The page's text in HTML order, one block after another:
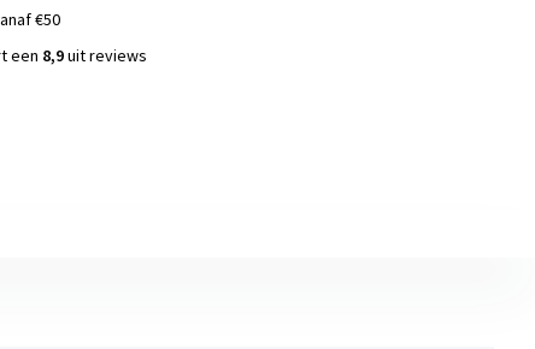
€50
een 8,9uit reviews